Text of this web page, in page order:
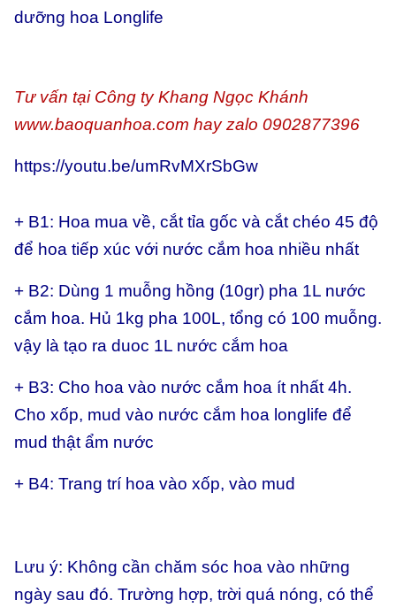
dưỡng hoa Longlife
Tư vấn tại Công ty Khang Ngọc Khánh
www.baoquanhoa.com hay zalo 0902877396
https://youtu.be/umRvMXrSbGw
+ B1: Hoa mua về, cắt tỉa gốc và cắt chéo 45 độ
để hoa tiếp xúc với nước cắm hoa nhiều nhất
+ B2: Dùng 1 muỗng hồng (10gr) pha 1L nước
cắm hoa. Hủ 1kg pha 100L, tổng có 100 muỗng.
vậy là tạo ra duoc 1L nước cắm hoa
+ B3: Cho hoa vào nước cắm hoa ít nhất 4h.
Cho xốp, mud vào nước cắm hoa longlife để
mud thật ẩm nước
+ B4: Trang trí hoa vào xốp, vào mud
Lưu ý: Không cần chăm sóc hoa vào những
ngày sau đó. Trường hợp, trời quá nóng, có thể